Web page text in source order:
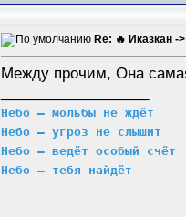
Re: 🔥 Иказкан -
Между прочим, Она
Небо – мольбы не ждёт
Небо – угроз не слышит
Небо – ведёт особый счёт
Небо – тебя найдёт